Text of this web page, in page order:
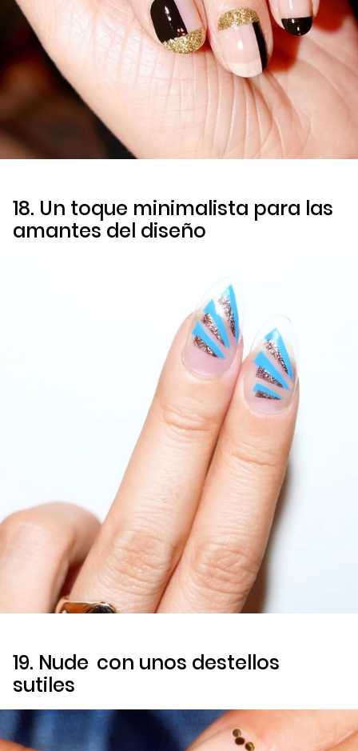
18. Un toque minimalista para las
amantes del diseño
19. Nude con unos destellos
sutiles